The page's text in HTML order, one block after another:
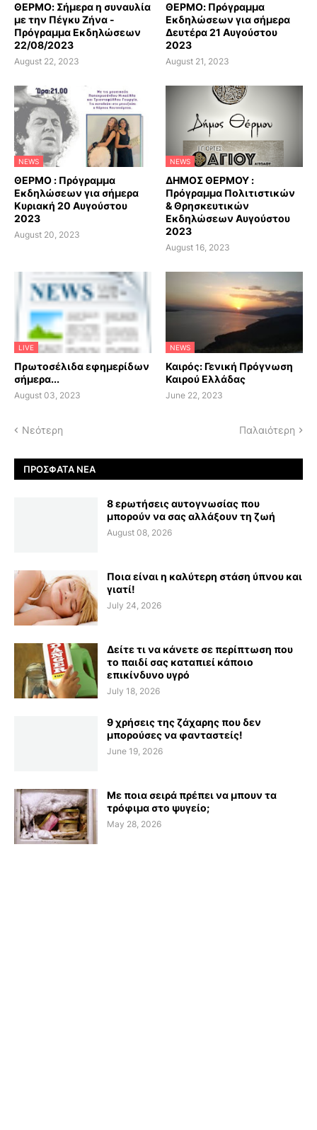
ΘΕΡΜΟ: Σήμερα η συναυλία
με την Πέγκυ Ζήνα -
Πρόγραμμα Εκδηλώσεων
22/08/2023
August 22, 2023
ΘΕΡΜΟ: Πρόγραμμα
Εκδηλώσεων για σήμερα
Δευτέρα 21 Αυγούστου
2023
August 21, 2023
NEWS
ΘΕΡΜΟ : Πρόγραμμα
Εκδηλώσεων για σήμερα
Κυριακή 20 Αυγούστου
2023
August 20, 2023
NEWS
ΔΗΜΟΣ ΘΕΡΜΟΥ :
Πρόγραμμα Πολιτιστικών
& Θρησκευτικών
Εκδηλώσεων Αυγούστου
2023
August 16, 2023
LIVE
Πρωτοσέλιδα εφημερίδων
σήμερα...
August 03, 2023
NEWS
Καιρός: Γενική Πρόγνωση
Καιρού Ελλάδας
June 22, 2023
Νεότερη Παλαιότερη
ΠΡΌΣΦΑΤΑ ΝΈΑ
8 ερωτήσεις αυτογνωσίας που
μπορούν να σας αλλάξουν τη ζωή
August 08, 2026
Ποια είναι η καλύτερη στάση ύπνου και
γιατί!
July 24, 2026
Δείτε τι να κάνετε σε περίπτωση που
το παιδί σας καταπιεί κάποιο
επικίνδυνο υγρό
July 18, 2026
9 χρήσεις της ζάχαρης που δεν
μπορούσες να φανταστείς!
June 19, 2026
Με ποια σειρά πρέπει να μπουν τα
τρόφιμα στο ψυγείο;
May 28, 2026